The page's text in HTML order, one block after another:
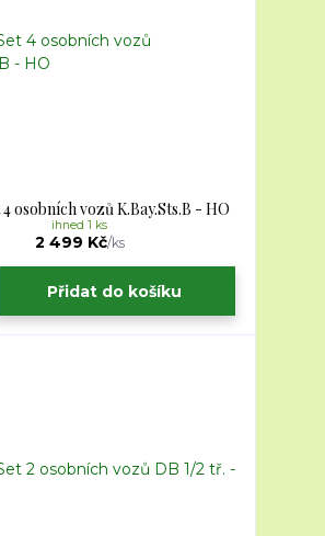
osobních vozů K.Bay.Sts.B - HO
2 499 Kč/ks
ihned 1 ks
Přidat do košíku